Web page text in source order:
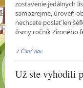
zostavenie jedálnych
samozrejme, úroveň
nechcete poslať len
ôsmy ročník Zimného
/Čítať viac
Už ste vyhodili